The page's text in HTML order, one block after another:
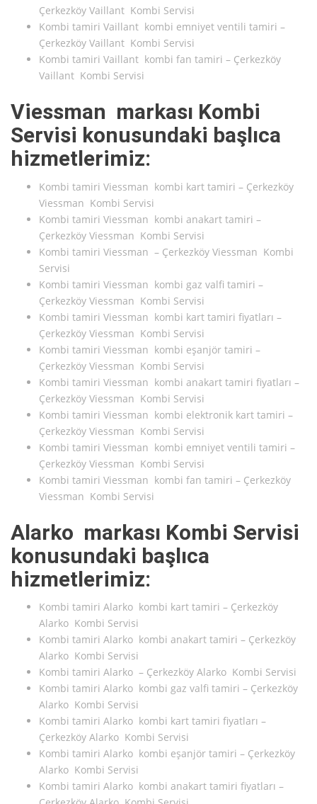
Çerkezköy Vaillant Kombi Servisi
Kombi tamiri Vaillant kombi emniyet ventili tamiri –
Çerkezköy Vaillant Kombi Servisi
Kombi tamiri Vaillant kombi fan tamiri – Çerkezköy
Vaillant Kombi Servisi
Viessman markası Kombi
Servisi konusundaki başlıca
hizmetlerimiz:
Kombi tamiri Viessman kombi kart tamiri – Çerkezköy
Viessman Kombi Servisi
Kombi tamiri Viessman kombi anakart tamiri –
Çerkezköy Viessman Kombi Servisi
Kombi tamiri Viessman – Çerkezköy Viessman Kombi
Servisi
Kombi tamiri Viessman kombi gaz valfi tamiri –
Çerkezköy Viessman Kombi Servisi
Kombi tamiri Viessman kombi kart tamiri fiyatları –
Çerkezköy Viessman Kombi Servisi
Kombi tamiri Viessman kombi eşanjör tamiri –
Çerkezköy Viessman Kombi Servisi
Kombi tamiri Viessman kombi anakart tamiri fiyatları –
Çerkezköy Viessman Kombi Servisi
Kombi tamiri Viessman kombi elektronik kart tamiri –
Çerkezköy Viessman Kombi Servisi
Kombi tamiri Viessman kombi emniyet ventili tamiri –
Çerkezköy Viessman Kombi Servisi
Kombi tamiri Viessman kombi fan tamiri – Çerkezköy
Viessman Kombi Servisi
Alarko markası Kombi Servisi
konusundaki başlıca
hizmetlerimiz:
Kombi tamiri Alarko kombi kart tamiri – Çerkezköy
Alarko Kombi Servisi
Kombi tamiri Alarko kombi anakart tamiri – Çerkezköy
Alarko Kombi Servisi
Kombi tamiri Alarko – Çerkezköy Alarko Kombi Servisi
Kombi tamiri Alarko kombi gaz valfi tamiri – Çerkezköy
Alarko Kombi Servisi
Kombi tamiri Alarko kombi kart tamiri fiyatları –
Çerkezköy Alarko Kombi Servisi
Kombi tamiri Alarko kombi eşanjör tamiri – Çerkezköy
Alarko Kombi Servisi
Kombi tamiri Alarko kombi anakart tamiri fiyatları –